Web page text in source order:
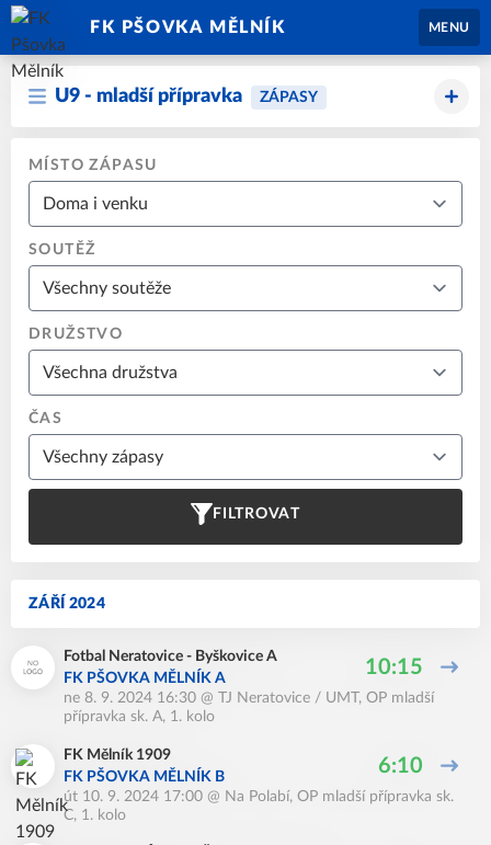
FK PŠOVKA MĚLNÍK MENU
U9 - mladší přípravka ZÁPASY
MÍSTO ZÁPASU
SOUTĚŽ
DRUŽSTVO
ČAS
FILTROVAT
ZÁŘÍ 2024
Fotbal Neratovice - Byškovice A
FK PŠOVKA MĚLNÍK A
10:15
ne 8. 9. 2024 16:30 @ TJ Neratovice / UMT , OP mladší
přípravka sk. A, 1. kolo
FK Mělník 1909
FK PŠOVKA MĚLNÍK B
6:10
út 10. 9. 2024 17:00 @ Na Polabí, OP mladší přípravka sk.
C, 1. kolo